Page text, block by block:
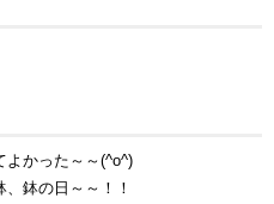
よかった～～(^o^)
鉢の日～～！！